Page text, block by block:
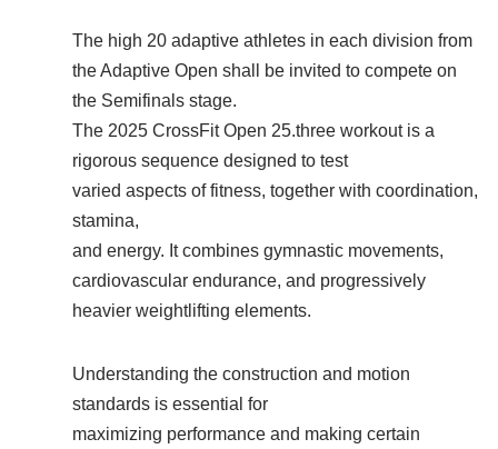
The high 20 adaptive athletes in each division from
the Adaptive Open shall be invited to compete on
the Semifinals stage.
The 2025 CrossFit Open 25.three workout is a
rigorous sequence designed to test
varied aspects of fitness, together with coordination,
stamina,
and energy. It combines gymnastic movements,
cardiovascular endurance, and progressively
heavier weightlifting elements.
Understanding the construction and motion
standards is essential for
maximizing performance and making certain